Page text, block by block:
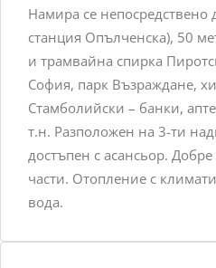
Намира се непосредствено
станция Опълченска), 50
и трамвайна спирка
София, парк Възраждане,
Стамболийски – банки,
т.н. Разположен на 3-ти
достъпен с асансьор.
части. Отопление с
вода.